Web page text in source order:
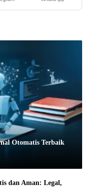
Otomatis Terbaik
dan Aman: Legal,